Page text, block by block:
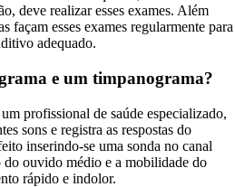
deve realizar esses exames. Além
façam esses exames regularmente para
adequado.
e um timpanograma?
profissional de saúde especializado,
sons e registra as respostas do
inserindo-se uma sonda no canal
do ouvido médio e a mobilidade do
rápido e indolor.